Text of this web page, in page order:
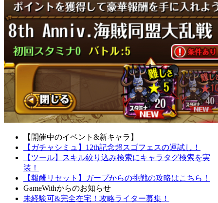
【開催中のイベント&新キャラ】
【ガチャシミュ】12th記念超スゴフェスの運試し！
【ツール】スキル絞り込み検索にキャラタグ検索を実
装！
【報酬リセット】ガープからの挑戦の攻略はこちら！
GameWithからのお知らせ
未経験可&完全在宅！攻略ライター募集！